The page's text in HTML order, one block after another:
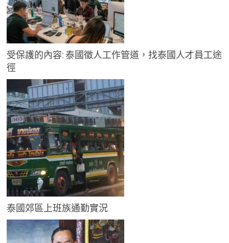
受保護的內容: 泰國徵人工作管道，找泰國人才員工途
徑
泰國郊區上班族通勤實況